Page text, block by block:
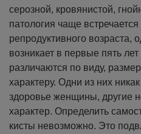
серозной, кровянистой,
патология чаще
репродуктивного возраста,
возникает в первые пять
различаются по виду,
характеру. Одни из них
здоровье женщины, другие
характер. Определить
кисты невозможно. Это